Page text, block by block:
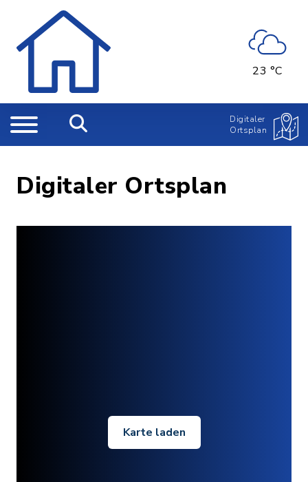
23 °C
Digitaler
Ortsplan
Digitaler Ortsplan
Karte laden